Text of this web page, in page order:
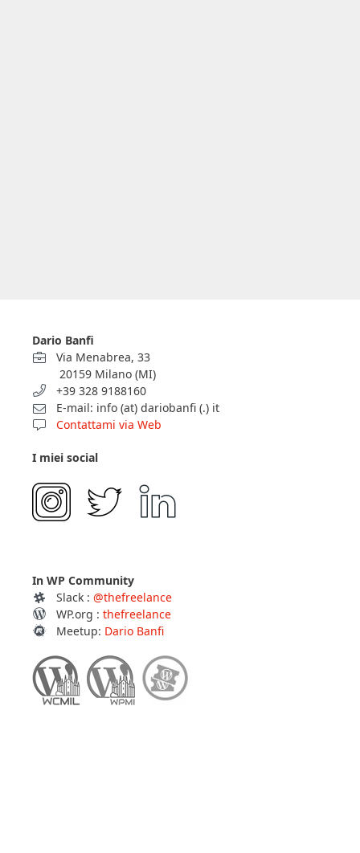
Dario Banfi
Via Menabrea, 33
20159 Milano (MI)
+39 328 9188160
E-mail: info (at) dariobanfi (.) it
Contattami via Web
I miei social
In WP Community
Slack : @thefreelance
WP.org : thefreelance
Meetup: Dario Banfi